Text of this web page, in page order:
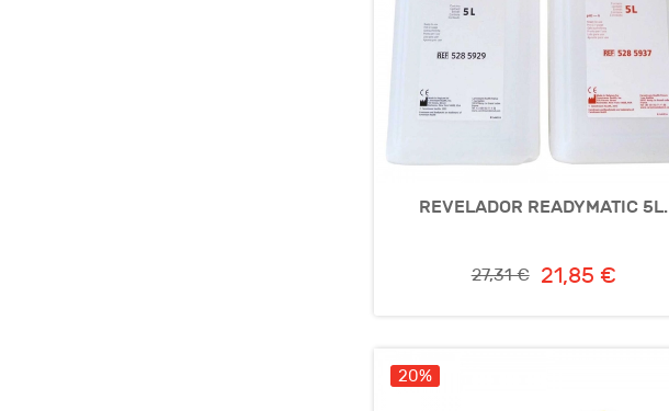
REVELADOR READYMATIC 5L.
27,31 € 21,85 €
20%